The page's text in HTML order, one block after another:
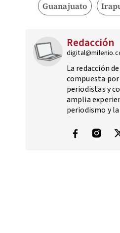
Guanajuato
Redacción
La redacción
compuesta por
periodistas y
amplia
periodismo y